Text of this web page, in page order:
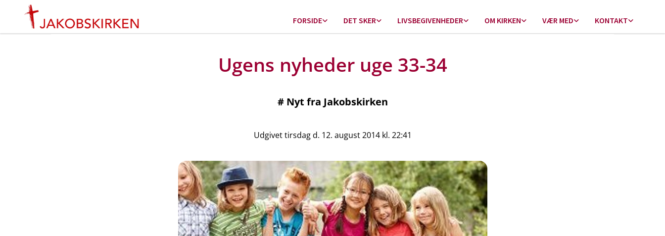
FORSIDE DET SKER LIVSBEGIVENHEDER OM KIRKEN VÆR MED KONTAKT
Ugens nyheder uge 33-34
# Nyt fra Jakobskirken
Udgivet tirsdag d. 12. august 2014 kl. 22:41